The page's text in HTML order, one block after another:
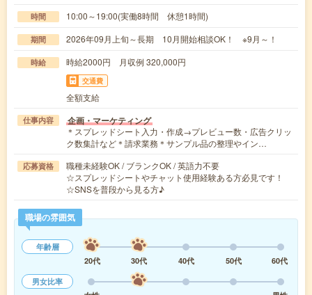
時間 10:00～19:00(実働8時間 休憩1時間)
期間 2026年09月上旬～長期 10月開始相談OK！ ※9月～！
時給 時給2000円 月収例 320,000円
交通費
全額支給
仕事内容 企画・マーケティング
＊スプレッドシート入力・作成→プレビュー数・広告クリッ
ク数集計など＊請求業務＊サンプル品の整理やイン…
応募資格
職種未経験OK / ブランクOK / 英語力不要
☆スプレッドシートやチャット使用経験ある方必見です！
☆SNSを普段から見る方♪
職場の雰囲気
年齢層
20代
30代 40代 50代
60代
男女比率